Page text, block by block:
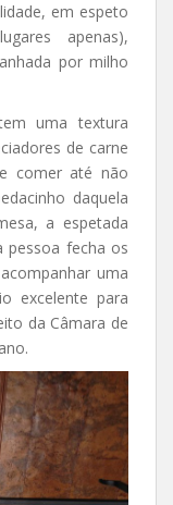
em espeto
apenas),
por milho
uma textura
de carne
comer até não
daquela
a espetada
pessoa fecha os
uma
excelente para
da Câmara de